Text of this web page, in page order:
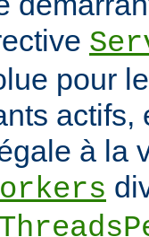
pour
actifs,
à la